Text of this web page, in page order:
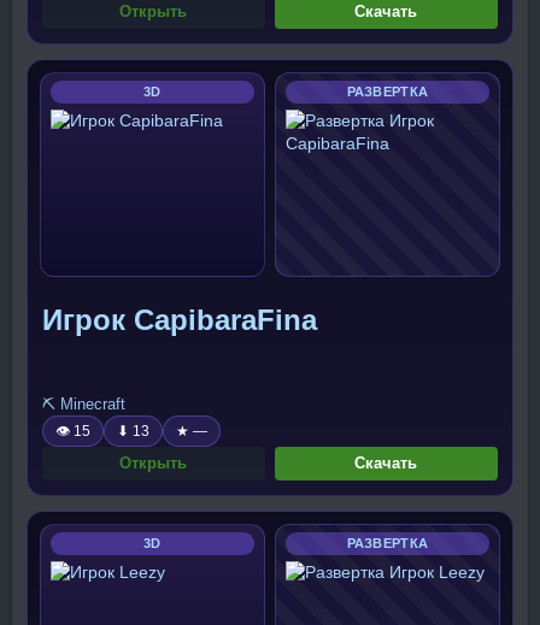
Открыть Скачать
3D РАЗВЕРТКА
Игрок CapibaraFina
⛏️ Minecraft
👁 15 ⬇ 13 ★ —
Открыть Скачать
3D РАЗВЕРТКА